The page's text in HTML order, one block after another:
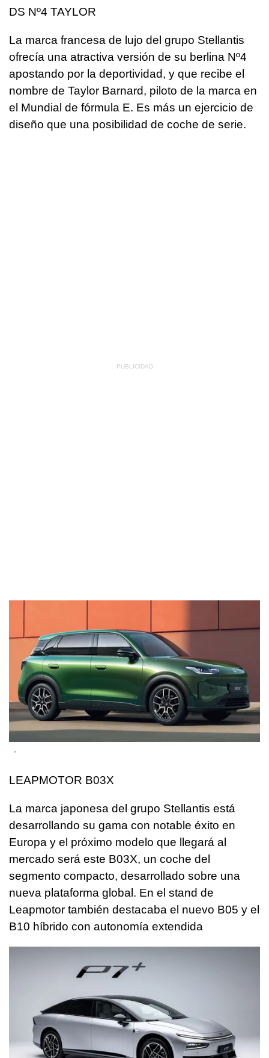
DS Nº4 TAYLOR
La marca francesa de lujo del grupo Stellantis
ofrecía una atractiva versión de su berlina Nº4
apostando por la deportividad, y que recibe el
nombre de Taylor Barnard, piloto de la marca en
el Mundial de fórmula E. Es más un ejercicio de
diseño que una posibilidad de coche de serie.
-
LEAPMOTOR B03X
La marca japonesa del grupo Stellantis está
desarrollando su gama con notable éxito en
Europa y el próximo modelo que llegará al
mercado será este B03X, un coche del
segmento compacto, desarrollado sobre una
nueva plataforma global. En el stand de
Leapmotor también destacaba el nuevo B05 y el
B10 híbrido con autonomía extendida